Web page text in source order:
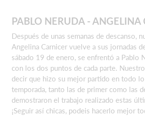
PABLO NERUDA - ANGELINA
Después de unas semanas de descanso,
Angelina Carnicer vuelve a sus jornadas
sábado 19 de enero, se enfrentó a Pablo
con los dos puntos de cada parte.
decir que hizo su mejor partido en todo
temporada, tanto las de primer como las
demostraron el trabajo realizado estas
¡Seguir así chicas, podeis hacerlo mejor